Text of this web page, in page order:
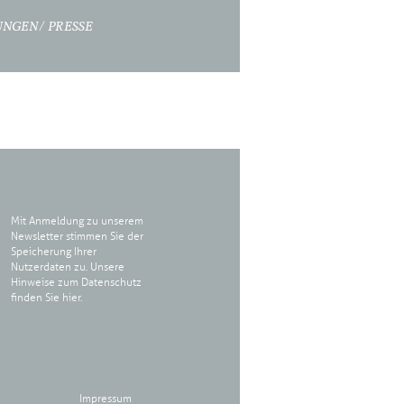
PRESSE
Mit Anmeldung zu unserem
Newsletter stimmen Sie der
Speicherung Ihrer
Nutzerdaten zu. Unsere
Hinweise zum Datenschutz
finden Sie hier.
Impressum